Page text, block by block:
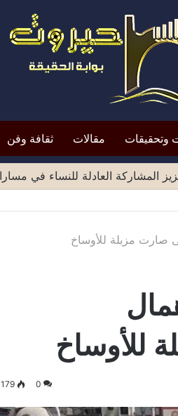
وتحقيقات مقالات ثقافة وفن
صارت مزبلة للأوساخ
للأوساخ
0
179